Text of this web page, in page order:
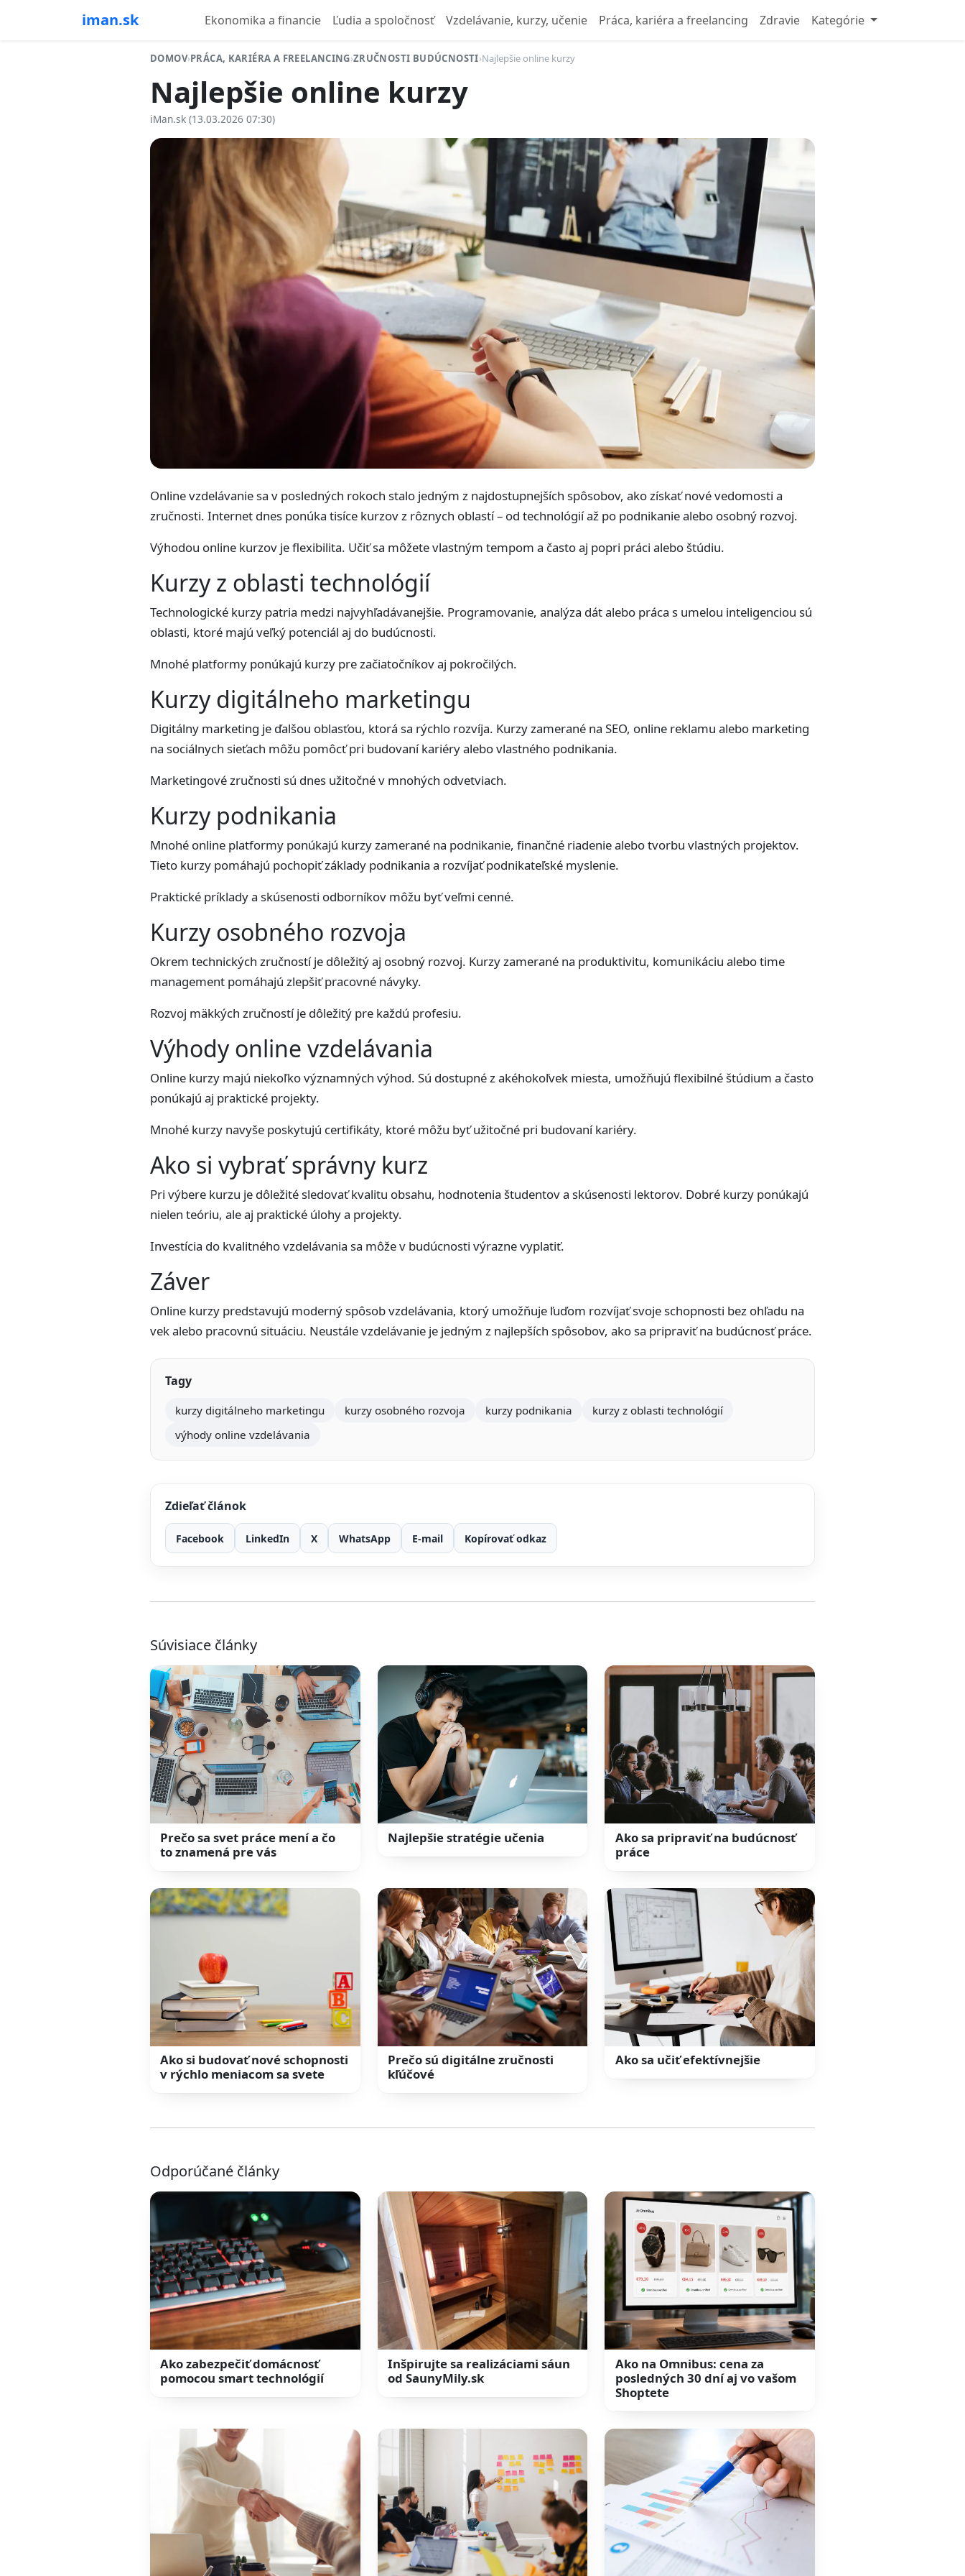
iman.sk Ekonomika a financie Ľudia a spoločnosť Vzdelávanie, kurzy, učenie Práca, kariéra a freelancing Zdravie Kategórie
DOMOV›PRÁCA, KARIÉRA A FREELANCING›ZRUČNOSTI BUDÚCNOSTI›Najlepšie online kurzy
Najlepšie online kurzy
iMan.sk (13.03.2026 07:30)
Online vzdelávanie sa v posledných rokoch stalo jedným z najdostupnejších spôsobov, ako získať nové vedomosti a
zručnosti. Internet dnes ponúka tisíce kurzov z rôznych oblastí – od technológií až po podnikanie alebo osobný rozvoj.
Výhodou online kurzov je flexibilita. Učiť sa môžete vlastným tempom a často aj popri práci alebo štúdiu.
Kurzy z oblasti technológií
Technologické kurzy patria medzi najvyhľadávanejšie. Programovanie, analýza dát alebo práca s umelou inteligenciou sú
oblasti, ktoré majú veľký potenciál aj do budúcnosti.
Mnohé platformy ponúkajú kurzy pre začiatočníkov aj pokročilých.
Kurzy digitálneho marketingu
Digitálny marketing je ďalšou oblasťou, ktorá sa rýchlo rozvíja. Kurzy zamerané na SEO, online reklamu alebo marketing
na sociálnych sieťach môžu pomôcť pri budovaní kariéry alebo vlastného podnikania.
Marketingové zručnosti sú dnes užitočné v mnohých odvetviach.
Kurzy podnikania
Mnohé online platformy ponúkajú kurzy zamerané na podnikanie, finančné riadenie alebo tvorbu vlastných projektov.
Tieto kurzy pomáhajú pochopiť základy podnikania a rozvíjať podnikateľské myslenie.
Praktické príklady a skúsenosti odborníkov môžu byť veľmi cenné.
Kurzy osobného rozvoja
Okrem technických zručností je dôležitý aj osobný rozvoj. Kurzy zamerané na produktivitu, komunikáciu alebo time
management pomáhajú zlepšiť pracovné návyky.
Rozvoj mäkkých zručností je dôležitý pre každú profesiu.
Výhody online vzdelávania
Online kurzy majú niekoľko významných výhod. Sú dostupné z akéhokoľvek miesta, umožňujú flexibilné štúdium a často
ponúkajú aj praktické projekty.
Mnohé kurzy navyše poskytujú certifikáty, ktoré môžu byť užitočné pri budovaní kariéry.
Ako si vybrať správny kurz
Pri výbere kurzu je dôležité sledovať kvalitu obsahu, hodnotenia študentov a skúsenosti lektorov. Dobré kurzy ponúkajú
nielen teóriu, ale aj praktické úlohy a projekty.
Investícia do kvalitného vzdelávania sa môže v budúcnosti výrazne vyplatiť.
Záver
Online kurzy predstavujú moderný spôsob vzdelávania, ktorý umožňuje ľuďom rozvíjať svoje schopnosti bez ohľadu na
vek alebo pracovnú situáciu. Neustále vzdelávanie je jedným z najlepších spôsobov, ako sa pripraviť na budúcnosť práce.
Tagy
kurzy digitálneho marketingu kurzy osobného rozvoja kurzy podnikania
kurzy z oblasti technológií
výhody online vzdelávania
Zdieľať článok
Facebook LinkedIn X WhatsApp E-mail Kopírovať odkaz
Súvisiace články
Prečo sa svet práce mení a čo
to znamená pre vás
Najlepšie stratégie učenia
Ako sa pripraviť na budúcnosť
práce
Ako si budovať nové schopnosti
v rýchlo meniacom sa svete
Prečo sú digitálne zručnosti
kľúčové
Ako sa učiť efektívnejšie
Odporúčané články
Ako zabezpečiť domácnosť
pomocou smart technológií
Inšpirujte sa realizáciami sáun
od SaunyMily.sk
Ako na Omnibus: cena za
posledných 30 dní aj vo vašom
Shoptete